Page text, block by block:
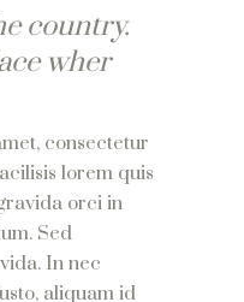
country.
wher
consectetur
lorem quis
orci in
Sed
In nec
aliquam id